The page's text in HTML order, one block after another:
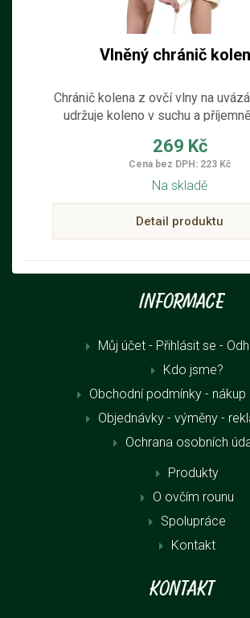
Vlněný chránič
Chránič kolena z ovčí vlny na
udržuje koleno v suchu a
nárazu.
269 Kč
Cena bez DPH: 223 Kč
Na skladě
Detail produktu
Informace
Můj účet - Přihlásit se -
Kdo jsme?
Obchodní podmínky - nákup
Objednávky - výměny -
Ochrana osobních
Produkty
O ovčím rounu
Spolupráce
Kontakt
Kontakt